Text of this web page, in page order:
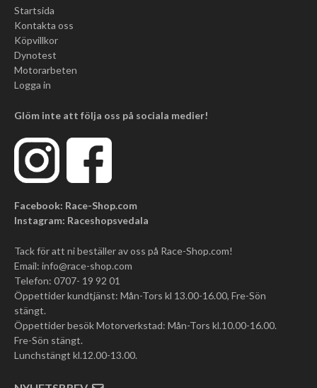
Startsida
Kontakta oss
Köpvillkor
Dynotest
Motorarbeten
Logga in
Glöm inte att följa oss på sociala medier!
Facebook: Race-Shop.com
Instagram: Raceshopsvedala
Tack för att ni beställer av oss på Race-Shop.com!
Email: info@race-shop.com
Telefon: 0707- 19 92 01
Öppettider kundtjänst: Mån-Tors kl 13.00-16.00, Fre-Sön
stängt.
Öppettider besök Motorverkstad: Mån-Tors kl.10.00-16.00.
Fre-Sön stängt.
Lunchstängt kl.12.00-13.00.